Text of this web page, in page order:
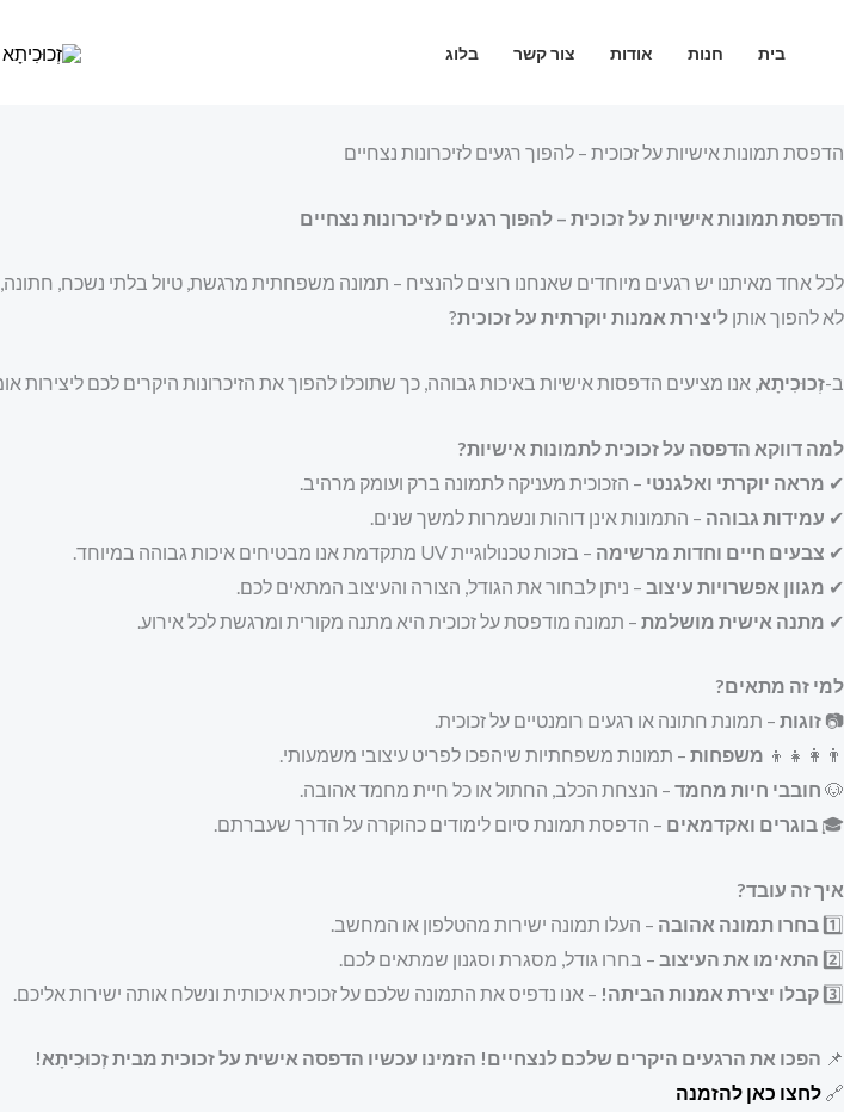
בית חנות אודות צור קשר בלוג
הדפסת תמונות אישיות על זכוכית – להפוך רגעים לזיכרונות נצחיים
הדפסת תמונות אישיות על זכוכית – להפוך רגעים לזיכרונות נצחיים
לכל אחד מאיתנו יש רגעים מיוחדים שאנחנו רוצים להנציח – תמונה משפחתית מרגשת, טיול בלתי נשכח,
לא להפוך אותן ליצירת אמנות יוקרתית על זכוכית?
ב-זְכוּכִיתָא, אנו מציעים הדפסות אישיות באיכות גבוהה, כך שתוכלו להפוך את הזיכרונות היקרים לכם
למה דווקא הדפסה על זכוכית לתמונות אישיות?
✔ מראה יוקרתי ואלגנטי – הזכוכית מעניקה לתמונה ברק ועומק מרהיב.
✔ עמידות גבוהה – התמונות אינן דוהות ונשמרות למשך שנים.
✔ צבעים חיים וחדות מרשימה – בזכות טכנולוגיית UV מתקדמת אנו מבטיחים איכות גבוהה במיוחד.
✔ מגוון אפשרויות עיצוב – ניתן לבחור את הגודל, הצורה והעיצוב המתאים לכם.
✔ מתנה אישית מושלמת – תמונה מודפסת על זכוכית היא מתנה מקורית ומרגשת לכל אירוע.
למי זה מתאים?
📷 זוגות – תמונת חתונה או רגעים רומנטיים על זכוכית.
👨‍👩‍👧‍👦 משפחות – תמונות משפחתיות שיהפכו לפריט עיצובי משמעותי.
🐶 חובבי חיות מחמד – הנצחת הכלב, החתול או כל חיית מחמד אהובה.
🎓 בוגרים ואקדמאים – הדפסת תמונת סיום לימודים כהוקרה על הדרך שעברתם.
איך זה עובד?
1️⃣ בחרו תמונה אהובה – העלו תמונה ישירות מהטלפון או המחשב.
2️⃣ התאימו את העיצוב – בחרו גודל, מסגרת וסגנון שמתאים לכם.
3️⃣ קבלו יצירת אמנות הביתה! – אנו נדפיס את התמונה שלכם על זכוכית איכותית ונשלח אותה ישירות אליכם.
📌 הפכו את הרגעים היקרים שלכם לנצחיים! הזמינו עכשיו הדפסה אישית על זכוכית מבית זְכוּכִיתָא!
🔗 לחצו כאן להזמנה